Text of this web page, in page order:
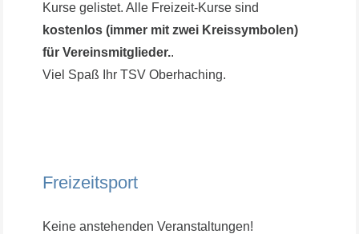
Kurse gelistet. Alle Freizeit-Kurse sind
kostenlos (immer mit zwei Kreissymbolen)
für Vereinsmitglieder..
Viel Spaß Ihr TSV Oberhaching.
Freizeitsport
Keine anstehenden Veranstaltungen!